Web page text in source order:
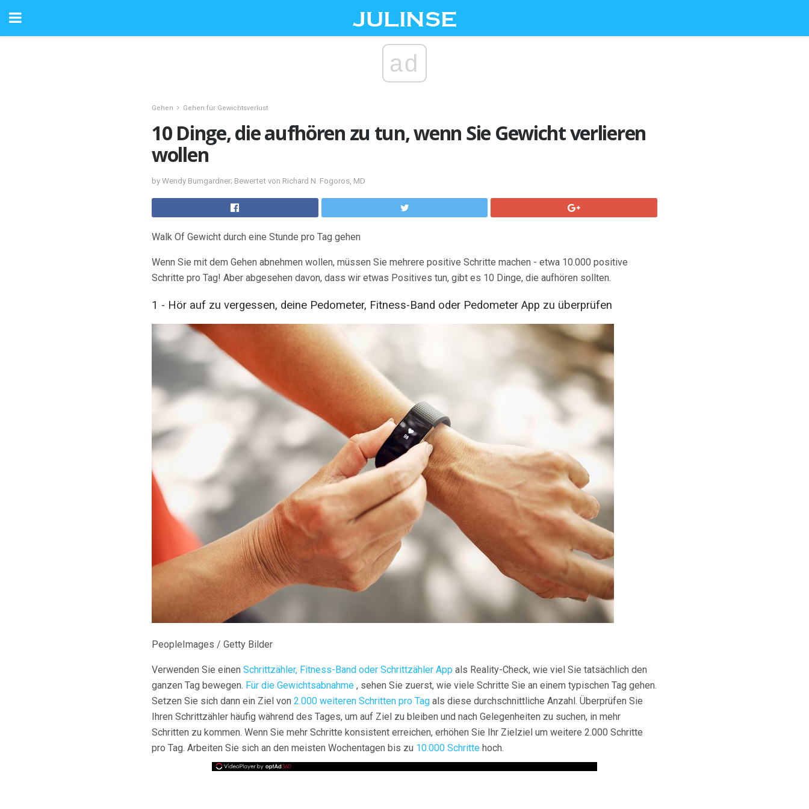
ad
Gehen Gehen für Gewichtsverlust
10 Dinge, die aufhören zu tun, wenn Sie Gewicht verlieren
wollen
by Wendy Bumgardner; Bewertet von Richard N. Fogoros, MD
Walk Of Gewicht durch eine Stunde pro Tag gehen
Wenn Sie mit dem Gehen abnehmen wollen, müssen Sie mehrere positive Schritte machen - etwa 10.000 positive
Schritte pro Tag! Aber abgesehen davon, dass wir etwas Positives tun, gibt es 10 Dinge, die aufhören sollten.
1 - Hör auf zu vergessen, deine Pedometer, Fitness-Band oder Pedometer App zu überprüfen
PeopleImages / Getty Bilder
Verwenden Sie einen Schrittzähler, Fitness-Band oder Schrittzähler App als Reality-Check, wie viel Sie tatsächlich den
ganzen Tag bewegen. Für die Gewichtsabnahme , sehen Sie zuerst, wie viele Schritte Sie an einem typischen Tag gehen.
Setzen Sie sich dann ein Ziel von 2.000 weiteren Schritten pro Tag als diese durchschnittliche Anzahl. Überprüfen Sie
Ihren Schrittzähler häufig während des Tages, um auf Ziel zu bleiben und nach Gelegenheiten zu suchen, in mehr
Schritten zu kommen. Wenn Sie mehr Schritte konsistent erreichen, erhöhen Sie Ihr Zielziel um weitere 2.000 Schritte
pro Tag. Arbeiten Sie sich an den meisten Wochentagen bis zu 10.000 Schritte hoch.